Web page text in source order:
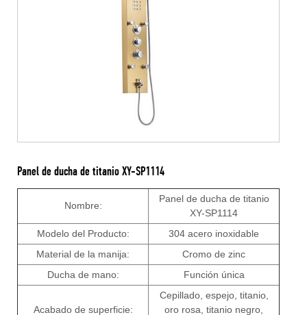
Panel de ducha de titanio XY-SP1114
Nombre:
Panel de ducha de titanio
XY-SP1114
Modelo del Producto:
304 acero inoxidable
Material de la manija:
Cromo de zinc
Ducha de mano:
Función única
Acabado de superficie:
Cepillado, espejo, titanio,
oro rosa, titanio negro,